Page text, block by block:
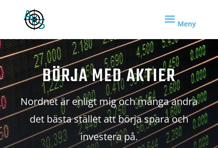
BÖRJA MED AKTIER
Nordnet är enligt mig och många andra
det bästa stället att börja spara och
investera på.